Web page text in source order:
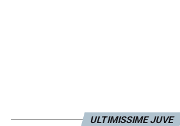
ULTIMISSIME JUVE